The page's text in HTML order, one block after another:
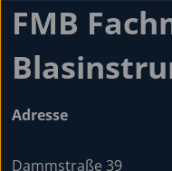
FMB
Adresse
Dammstraße 39